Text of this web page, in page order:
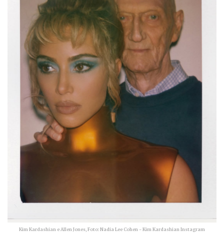
Kim Kardashian e Allen Jones, Foto: Nadia Lee Cohen - Kim Kardashian Instagram